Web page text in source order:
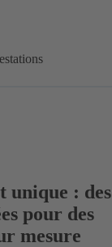
unique : des
pour des
mesure